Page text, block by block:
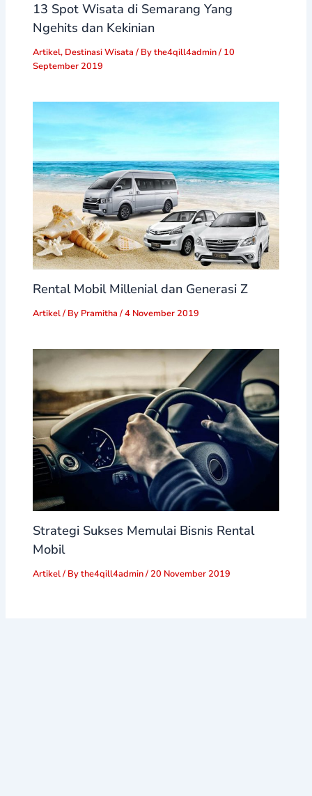
13 Spot Wisata di Semarang Yang
Ngehits dan Kekinian
Artikel, Destinasi Wisata/ Bythe4qill4admin/ 10
September 2019
Rental Mobil Millenial dan Generasi Z
Artikel/ By Pramitha/4 November 2019
Strategi Sukses Memulai Bisnis Rental
Mobil
Artikel/ Bythe4qill4admin/ 20 November 2019